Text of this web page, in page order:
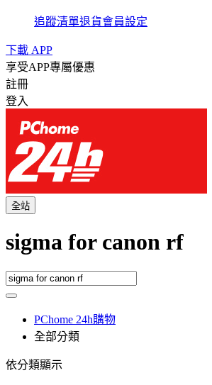
追蹤清單退貨會員設定
下載 APP
享受APP專屬優惠
註冊
登入
全站
sigma for canon rf
PChome 24h購物
全部分類
依分類顯示